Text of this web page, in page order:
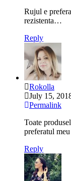
Rujul e
rezistenta…
Reply
Rokolla
July 15,
Permalink
Toate
preferatul
Reply